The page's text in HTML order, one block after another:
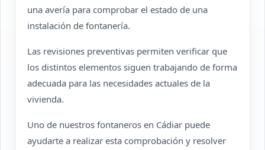
una avería para comprobar el estado de una
instalación de fontanería.
Las revisiones preventivas permiten verificar que
los distintos elementos siguen trabajando de forma
adecuada para las necesidades actuales de la
vivienda.
Uno de nuestros fontaneros en Cádiar puede
ayudarte a realizar esta comprobación y resolver